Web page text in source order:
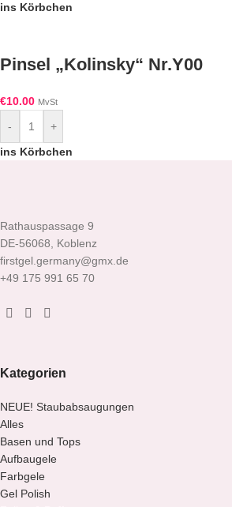
ins Körbchen
Pinsel „Kolinsky“ Nr.Y00
€10.00 MvSt
-
+
ins Körbchen
Rathauspassage 9
DE-56068, Koblenz
firstgel.germany@gmx.de
+49 175 991 65 70
Kategorien
NEUE! Staubabsaugungen
Alles
Basen und Tops
Aufbaugele
Farbgele
Gel Polish